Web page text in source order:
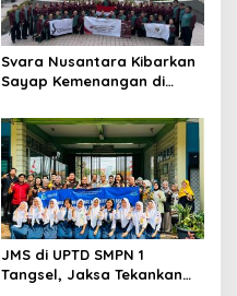
Svara Nusantara Kibarkan
Sayap Kemenangan di
JMS di UPTD SMPN 1
Tangsel, Jaksa Tekankan